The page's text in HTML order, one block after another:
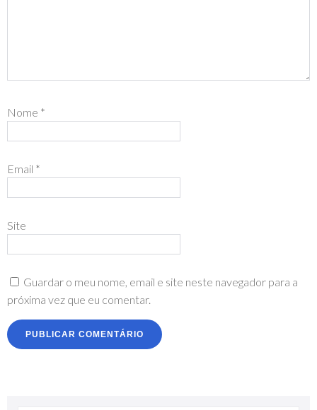
Nome *
Email *
Site
Guardar o meu nome, email e site neste navegador para a
próxima vez que eu comentar.